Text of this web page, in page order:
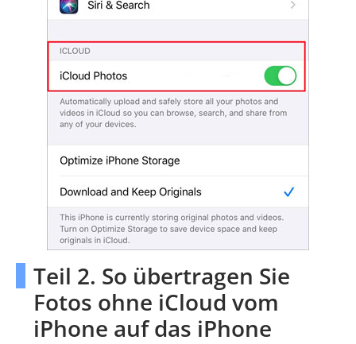
Teil 2. So übertragen Sie
Fotos ohne iCloud vom
iPhone auf das iPhone